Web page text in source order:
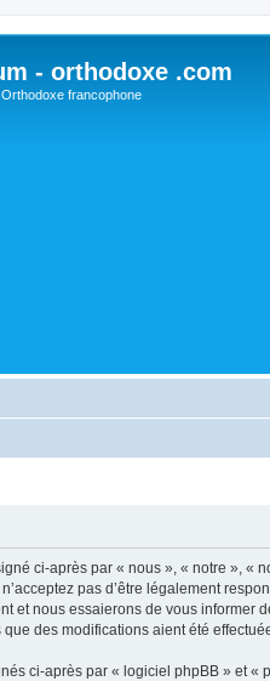
- orthodoxe .com
francophone
ci-après par « nous », « notre », «
pas d’être légalement
et nous essaierons de vous
des modifications aient été
ci-après par « logiciel phpBB » et